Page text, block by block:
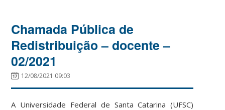
Chamada Pública de
Redistribuição – docente –
02/2021
12/08/2021 09:03
A Universidade Federal de Santa Catarina (UFSC)